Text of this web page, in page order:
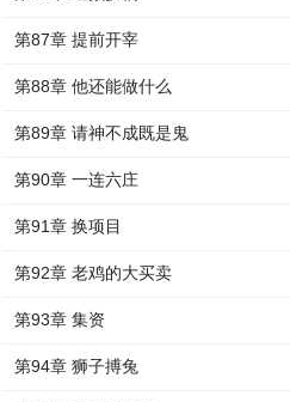
第87章 提前开宰
第88章 他还能做什么
第89章 请神不成既是鬼
第90章 一连六庄
第91章 换项目
第92章 老鸡的大买卖
第93章 集资
第94章 狮子搏兔